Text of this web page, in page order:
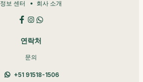
정보 센터 회사 소개
연락처
문의
+51 91518-1506